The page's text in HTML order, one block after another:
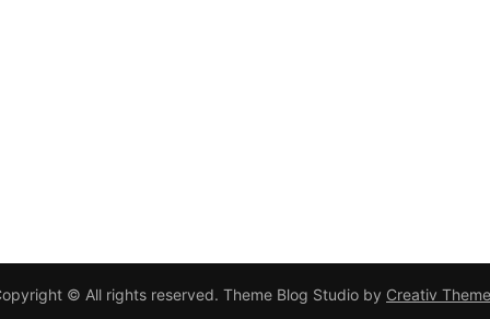
© All rights reserved. Theme Blog Studio by Creativ